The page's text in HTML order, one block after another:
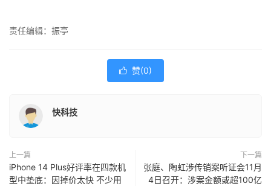
责任编辑：振亭
 赞(0)
快科技
上一篇
iPhone 14 Plus好评率在四款机
型中垫底：因掉价太快 不少用
下一篇
张庭、陶虹涉传销案听证会11月
4日召开：涉案金额或超100亿